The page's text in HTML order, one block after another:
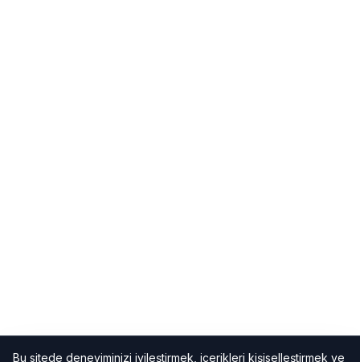
Bu sitede deneyiminizi iyileştirmek, içerikleri kişiselleştirmek ve